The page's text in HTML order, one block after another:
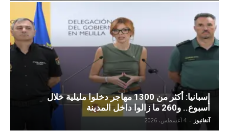
إسبانيا: أكثر من 1300 مهاجر دخلوا مليلية خلال
أسبوع.. و260 ما زالوا داخل المدينة
آنفانيوز - 4 أغسطس، 2026